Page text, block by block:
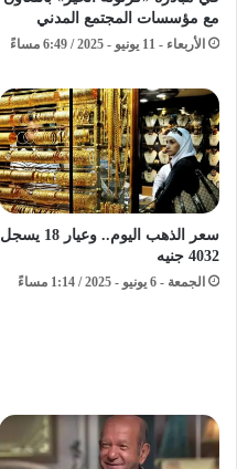
مع مؤسسات المجتمع المدني
الأربعاء - 11 يونيو - 2025 / 6:49 مساءً
سعر الذهب اليوم.. وعيار 18 يسجل
4032 جنيه
الجمعة - 6 يونيو - 2025 / 1:14 مساءً